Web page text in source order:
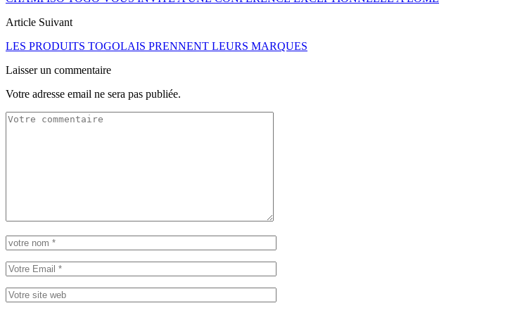
Article Suivant
LES PRODUITS TOGOLAIS PRENNENT LEURS MARQUES
Laisser un commentaire
Votre adresse email ne sera pas publiée.